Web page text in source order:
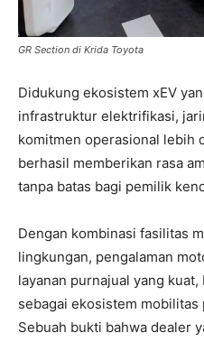
GR Section di Krida Toyota
Didukung ekosistem xEV
infrastruktur elektrifikasi,
komitmen operasional lebih
berhasil memberikan rasa
tanpa batas bagi pemilik
Dengan kombinasi fasilitas
lingkungan, pengalaman
layanan purnajual yang
sebagai ekosistem
Sebuah bukti bahwa dealer